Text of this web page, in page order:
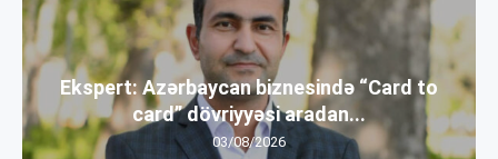
Ekspert: Azərbaycan biznesində “Card to
card” dövriyyəsi aradan...
03/08/2026